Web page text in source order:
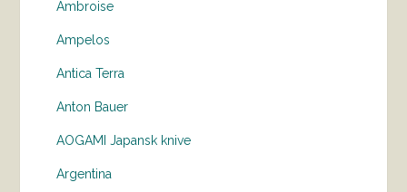
Ambroise
Ampelos
Antica Terra
Anton Bauer
AOGAMI Japansk knive
Argentina